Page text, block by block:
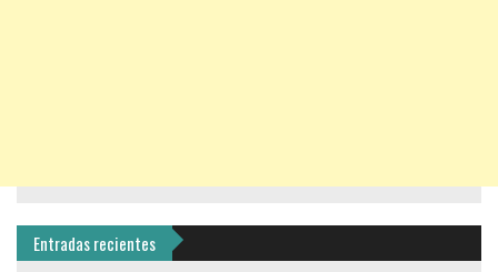
Entradas recientes